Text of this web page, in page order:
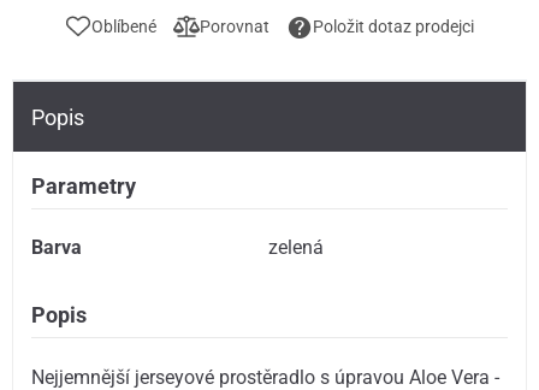
Oblíbené Porovnat Položit dotaz prodejci
Popis
Parametry
Barva zelená
Popis
Nejjemnější jerseyové prostěradlo s úpravou Aloe Vera -